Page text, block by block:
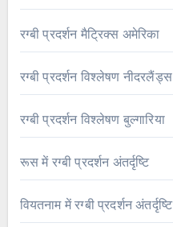
रग्बी प्रदर्शन मैट्रिक्स अमेरिका
रग्बी प्रदर्शन विश्लेषण नीदरलैंड्स
रग्बी प्रदर्शन विश्लेषण बुल्गारिया
रूस में रग्बी प्रदर्शन अंतर्दृष्टि
वियतनाम में रग्बी प्रदर्शन अंतर्दृष्टि